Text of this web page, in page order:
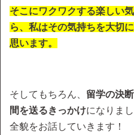
そこにワクワクする楽しい
ら、私はその気持ちを大切
思います。
そしてもちろん、 留学の決
間を送るきっかけになりま
全貌をお話していきます！